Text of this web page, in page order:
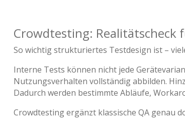
Crowdtesting: Realitätscheck
So wichtig strukturiertes Testdesign ist –
Interne Tests können nicht jede
Nutzungsverhalten vollständig abbilden.
Dadurch werden bestimmte Abläufe,
Crowdtesting ergänzt klassische QA genau